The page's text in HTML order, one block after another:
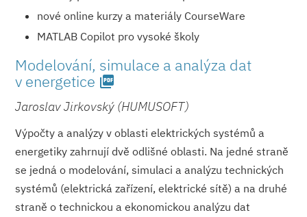
nové online kurzy a materiály CourseWare
MATLAB Copilot pro vysoké školy
Modelování, simulace a analýza dat
v energetice picture_as_pdf
Jaroslav Jirkovský (HUMUSOFT)
Výpočty a analýzy v oblasti elektrických systémů a
energetiky zahrnují dvě odlišné oblasti. Na jedné straně
se jedná o modelování, simulaci a analýzu technických
systémů (elektrická zařízení, elektrické sítě) a na druhé
straně o technickou a ekonomickou analýzu dat